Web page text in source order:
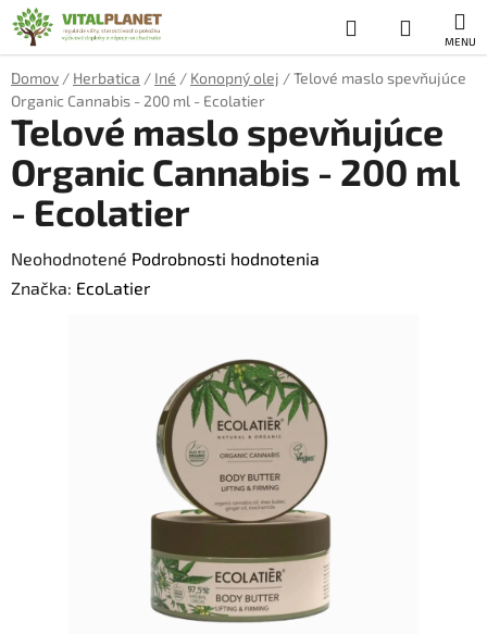
Prejsť
na
obsah
Hľadať
KOŠÍK
Domov / Herbatica / Iné / Konopný olej /Telové maslo spevňujúce
Organic Cannabis - 200 ml - Ecolatier
Telové maslo spevňujúce
Organic Cannabis - 200 ml
- Ecolatier
Priemerné
hodnotenie
Neohodnotené Podrobnosti hodnotenia
Značka: EcoLatier